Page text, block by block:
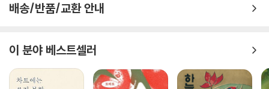
배송/반품/교환 안내
이 분야 베스트셀러